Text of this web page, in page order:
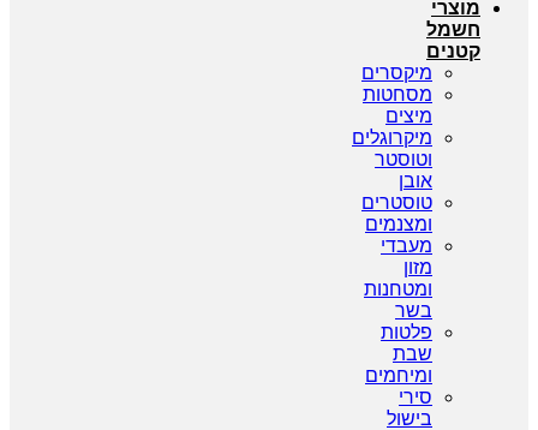
מוצרי
חשמל
קטנים
מיקסרים
מסחטות
מיצים
מיקרוגלים
וטוסטר
אובן
טוסטרים
ומצנמים
מעבדי
מזון
ומטחנות
בשר
פלטות
שבת
ומיחמים
סירי
בישול